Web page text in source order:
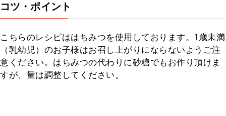
コツ・ポイント
こちらのレシピははちみつを使用しております。1歳未満
（乳幼児）のお子様はお召し上がりにならないようご注
意ください。はちみつの代わりに砂糖でもお作り頂けま
すが、量は調整してください。